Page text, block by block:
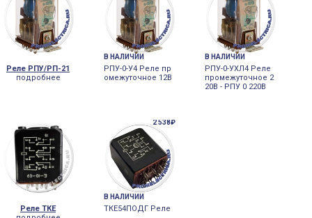
Реле РПУ/РП-21
подробнее
В НАЛИЧИИ
РПУ-0-У4 Реле пр
омежуточное 12В
В НАЛИЧИИ
РПУ-0-УХЛ4 Реле
промежуточное 2
20В - РПУ 0 220В
Реле ТКЕ
2 538₽
В НАЛИЧИИ
ТКЕ54ПОДГ Реле